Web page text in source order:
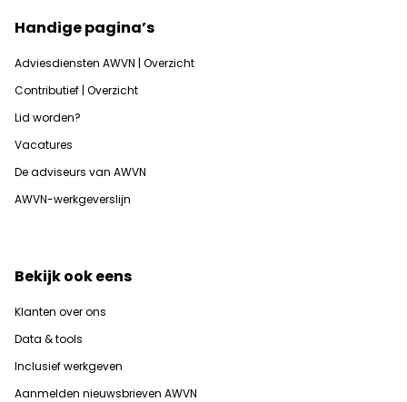
Handige pagina’s
Adviesdiensten AWVN | Overzicht
Contributief | Overzicht
Lid worden?
Vacatures
De adviseurs van AWVN
AWVN-werkgeverslijn
Bekijk ook eens
Klanten over ons
Data & tools
Inclusief werkgeven
Aanmelden nieuwsbrieven AWVN